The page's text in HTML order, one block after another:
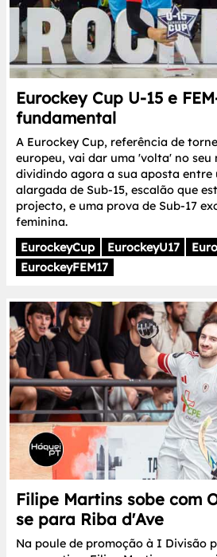
Eurockey Cup U-15 e
fundamental
A Eurockey Cup, referência de
europeu, vai dar uma 'volta' no
dividindo agora a sua aposta entre
alargada de Sub-15, escalão que
projecto, e uma prova de Sub-17
feminina.
EurockeyCup
EurockeyU17
EurockeyFEM17
Filipe Martins sobe com
se para Riba d'Ave
Na poule de promoção à I Divisão